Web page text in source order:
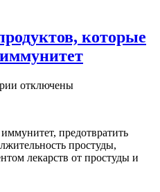
которые
к
цинком
продуктов,
которые
отключены
предотвратить
простуды,
лекарств от простуды и